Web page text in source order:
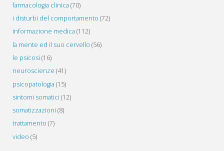
farmacologia clinica (70)
i disturbi del comportamento (72)
informazione medica (112)
la mente ed il suo cervello (56)
le psicosi (16)
neuroscienze (41)
psicopatologia (15)
sintomi somatici (12)
somatizzazioni (8)
trattamento (7)
video (5)